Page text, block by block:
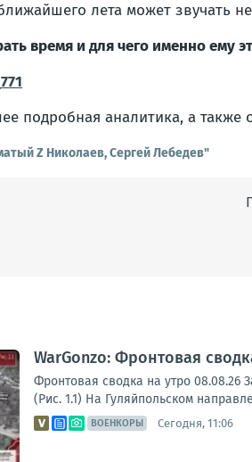
лета может звучать
время и для чего именно ему
подробная аналитика, а
Z Николаев, Сергей Лебедев"
WarGonzo: Фронтовая
Фронтовая сводка на утро
(Рис. 1.1) На Гуляйпольском
ВОЕНКОРЫ Сегодня, 11:06